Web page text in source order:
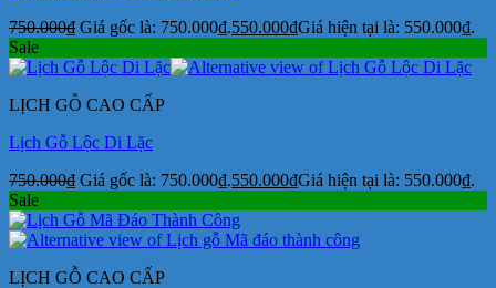
750.000₫ Giá gốc là: 750.000₫.550.000₫Giá hiện tại là: 550.000₫.
Sale
LỊCH GỖ CAO CẤP
Lịch Gỗ Lộc Di Lặc
750.000₫ Giá gốc là: 750.000₫.550.000₫Giá hiện tại là: 550.000₫.
Sale
LỊCH GỖ CAO CẤP